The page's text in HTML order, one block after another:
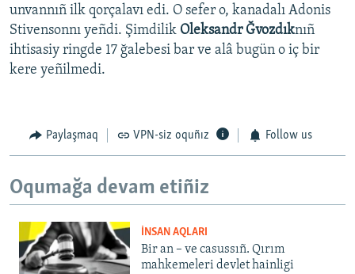
unvannıñ ilk qorçalavı edi. O sefer o, kanadalı Adonis
Stivensonnı yeñdi. Şimdilik Oleksandr Ğvozdıknıñ
ihtisasiy ringde 17 ğalebesi bar ve alâ bugün o iç bir
kere yeñilmedi.
Paylaşmaq VPN-siz oquñız Follow us
Oqumağa devam etiñiz
İNSAN AQLARI
Bir an – ve casussıñ. Qırım
mahkemeleri devlet hainligi